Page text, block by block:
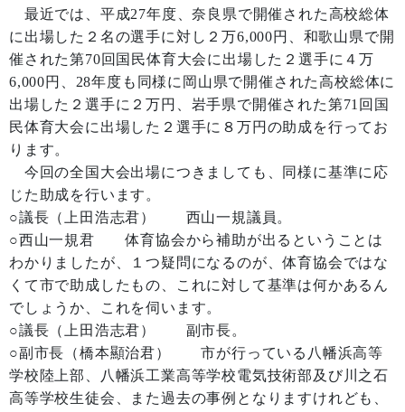
最近では、平成27年度、奈良県で開催された高校総体
に出場した２名の選手に対し２万6,000円、和歌山県で開
催された第70回国民体育大会に出場した２選手に４万
6,000円、28年度も同様に岡山県で開催された高校総体に
出場した２選手に２万円、岩手県で開催された第71回国
民体育大会に出場した２選手に８万円の助成を行ってお
ります。
今回の全国大会出場につきましても、同様に基準に応
じた助成を行います。
○議長（上田浩志君） 西山一規議員。
○西山一規君 体育協会から補助が出るということは
わかりましたが、１つ疑問になるのが、体育協会ではな
くて市で助成したもの、これに対して基準は何かあるん
でしょうか、これを伺います。
○議長（上田浩志君） 副市長。
○副市長（橋本顯治君） 市が行っている八幡浜高等
学校陸上部、八幡浜工業高等学校電気技術部及び川之石
高等学校生徒会、また過去の事例となりますけれども、